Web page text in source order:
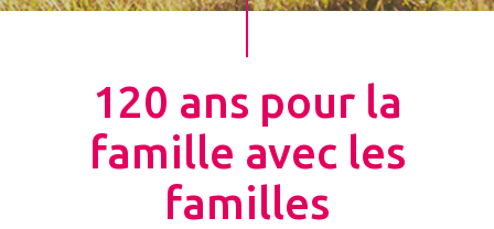
120 ans pour la
famille avec les
familles